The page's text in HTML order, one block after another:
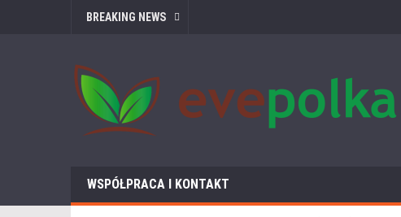
BREAKING NEWS
WSPÓŁPRACA I KONTAKT